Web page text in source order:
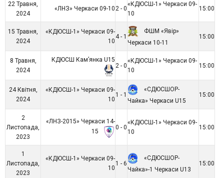
22 Травня,
2024
«ЛНЗ» Черкаси 09-102 - 0
«КДЮСШ-1» Черкаси 09-
10
15:00
15 Травня,
2024
«КДЮСШ-1» Черкаси 09-
10
4 - 1
ФШМ «Явір»
Черкаси 10-11
15:00
8 Травня,
2024
КДЮСШ Кам’янка U15
2 - 0
«КДЮСШ-1» Черкаси 09-
10
15:00
24 Квітня,
2024
«КДЮСШ-1» Черкаси 09-
10
1 - 1
«СДЮСШОР-
Чайка» Черкаси U15
15:00
2
Листопада,
2023
«ЛНЗ-2015» Черкаси 14-
15
0 - 0
«КДЮСШ-1» Черкаси 09-
10
15:00
1
Листопада,
2023
«КДЮСШ-1» Черкаси 09-
10
1 - 6
«СДЮСШОР-
Чайка»-1 Черкаси U13
15:00